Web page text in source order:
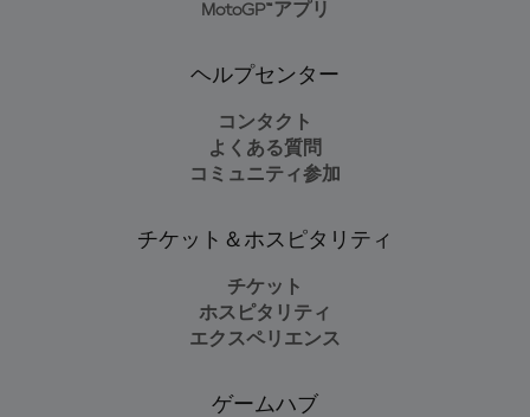
MotoGP™アプリ
ヘルプセンター
コンタクト
よくある質問
コミュニティ参加
チケット＆ホスピタリティ
チケット
ホスピタリティ
エクスペリエンス
ゲームハブ